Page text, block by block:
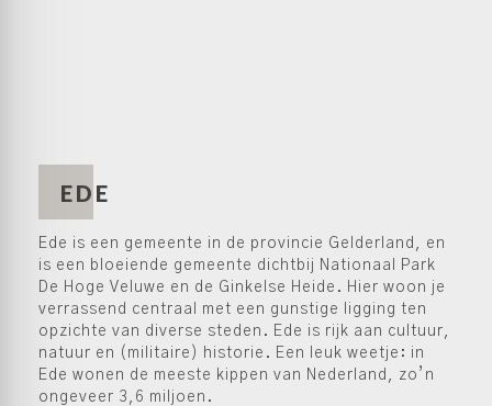
EDE
Ede is een gemeente in de provincie Gelderland, en
is een bloeiende gemeente dichtbij Nationaal Park
De Hoge Veluwe en de Ginkelse Heide. Hier woon je
verrassend centraal met een gunstige ligging ten
opzichte van diverse steden. Ede is rijk aan cultuur,
natuur en (militaire) historie. Een leuk weetje: in
Ede wonen de meeste kippen van Nederland, zo’n
ongeveer 3,6 miljoen.